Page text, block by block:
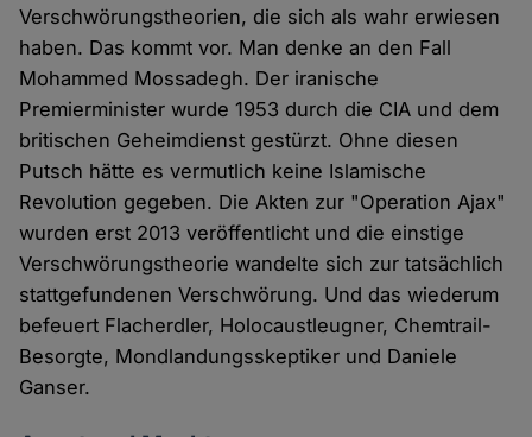
Verschwörungstheorien, die sich als wahr erwiesen
haben. Das kommt vor. Man denke an den Fall
Mohammed Mossadegh. Der iranische
Premierminister wurde 1953 durch die CIA und dem
britischen Geheimdienst gestürzt. Ohne diesen
Putsch hätte es vermutlich keine Islamische
Revolution gegeben. Die Akten zur "Operation Ajax"
wurden erst 2013 veröffentlicht und die einstige
Verschwörungstheorie wandelte sich zur tatsächlich
stattgefundenen Verschwörung. Und das wiederum
befeuert Flacherdler, Holocaustleugner, Chemtrail-
Besorgte, Mondlandungsskeptiker und Daniele
Ganser.